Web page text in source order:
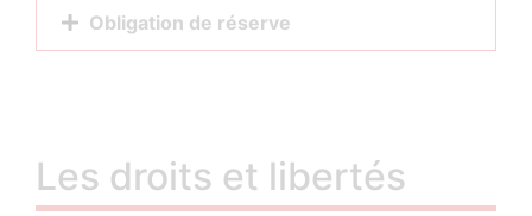
Obligation de réserve
Les droits et libertés